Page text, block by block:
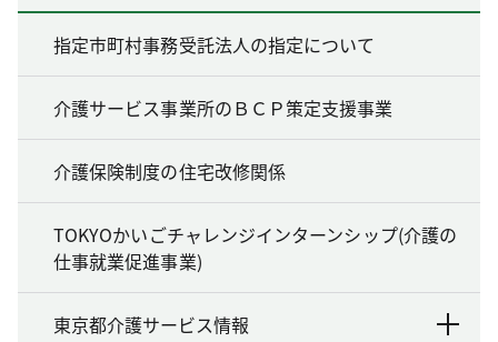
指定市町村事務受託法人の指定について
介護サービス事業所のＢＣＰ策定支援事業
介護保険制度の住宅改修関係
TOKYOかいごチャレンジインターンシップ(介護の
仕事就業促進事業)
東京都介護サービス情報